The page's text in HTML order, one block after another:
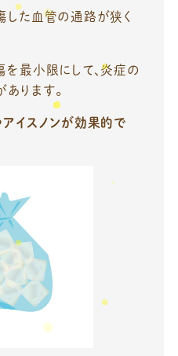
した血管の通路が狭く
を最小限にして、炎症の
ります。
アイスノンが効果的で